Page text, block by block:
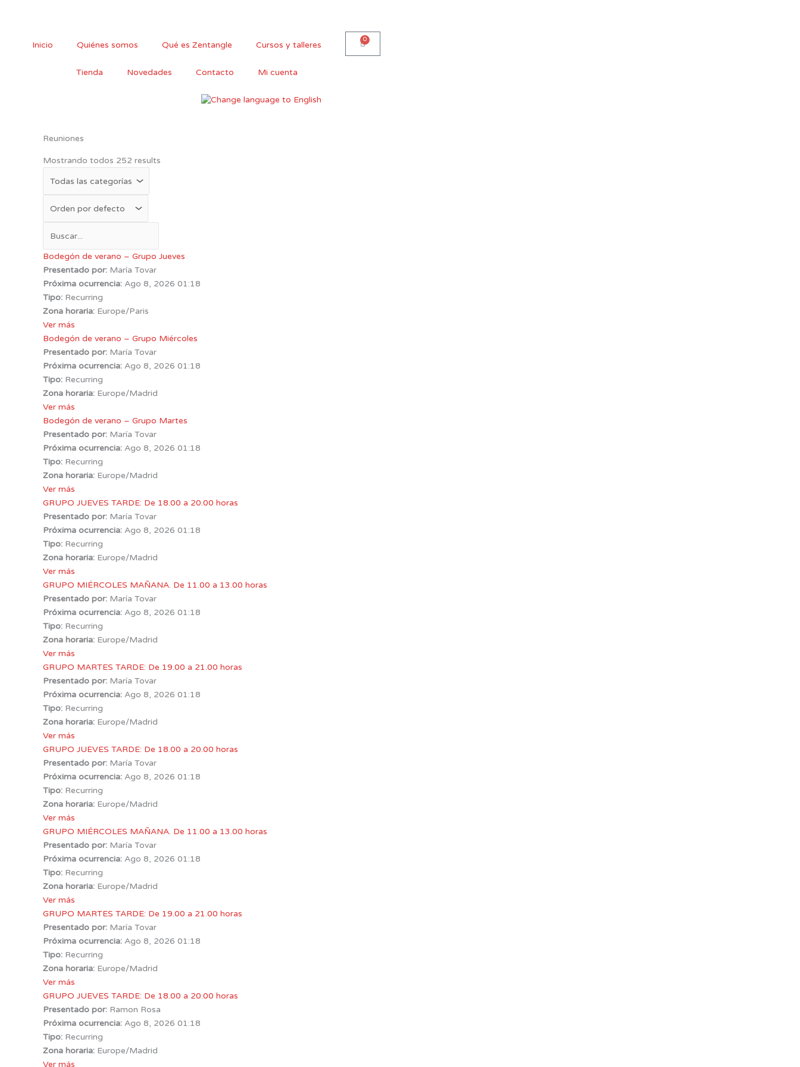
Inicio
Quiénes somos Qué es Zentangle Cursos y talleres
Tienda Novedades Contacto Mi cuenta
0
Carro
Reuniones
Mostrando todos 252 results
Bodegón de verano – Grupo Jueves
Presentado por: María Tovar
Próxima ocurrencia: Ago 8, 2026 01:18
Tipo: Recurring
Zona horaria: Europe/Paris
Ver más
Bodegón de verano – Grupo Miércoles
Presentado por: María Tovar
Próxima ocurrencia: Ago 8, 2026 01:18
Tipo: Recurring
Zona horaria: Europe/Madrid
Ver más
Bodegón de verano – Grupo Martes
Presentado por: María Tovar
Próxima ocurrencia: Ago 8, 2026 01:18
Tipo: Recurring
Zona horaria: Europe/Madrid
Ver más
GRUPO JUEVES TARDE: De 18.00 a 20.00 horas
Presentado por: María Tovar
Próxima ocurrencia: Ago 8, 2026 01:18
Tipo: Recurring
Zona horaria: Europe/Madrid
Ver más
GRUPO MIÉRCOLES MAÑANA. De 11.00 a 13.00 horas
Presentado por: María Tovar
Próxima ocurrencia: Ago 8, 2026 01:18
Tipo: Recurring
Zona horaria: Europe/Madrid
Ver más
GRUPO MARTES TARDE: De 19.00 a 21.00 horas
Presentado por: María Tovar
Próxima ocurrencia: Ago 8, 2026 01:18
Tipo: Recurring
Zona horaria: Europe/Madrid
Ver más
GRUPO JUEVES TARDE: De 18.00 a 20.00 horas
Presentado por: María Tovar
Próxima ocurrencia: Ago 8, 2026 01:18
Tipo: Recurring
Zona horaria: Europe/Madrid
Ver más
GRUPO MIÉRCOLES MAÑANA. De 11.00 a 13.00 horas
Presentado por: María Tovar
Próxima ocurrencia: Ago 8, 2026 01:18
Tipo: Recurring
Zona horaria: Europe/Madrid
Ver más
GRUPO MARTES TARDE: De 19.00 a 21.00 horas
Presentado por: María Tovar
Próxima ocurrencia: Ago 8, 2026 01:18
Tipo: Recurring
Zona horaria: Europe/Madrid
Ver más
GRUPO JUEVES TARDE: De 18.00 a 20.00 horas
Presentado por: Ramon Rosa
Próxima ocurrencia: Ago 8, 2026 01:18
Tipo: Recurring
Zona horaria: Europe/Madrid
Ver más